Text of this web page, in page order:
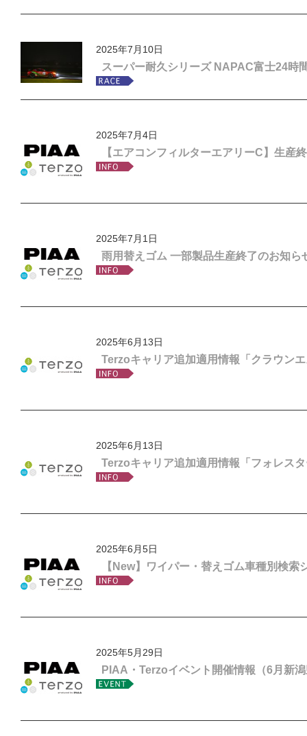
2025年7月10日
スーパー耐久シリーズ NAPAC富士24時
2025年7月4日
【エアコンフィルターエアリーC】生産
2025年7月1日
雨用替えゴム 一部製品生産終了のお知ら
2025年6月13日
Terzoキャリア追加適用情報「クラウン
2025年6月13日
Terzoキャリア追加適用情報「フォレス
2025年6月5日
【New】ワイパー・替えゴム車種別検索
2025年5月29日
PIAA・Terzoイベント開催情報（6月新